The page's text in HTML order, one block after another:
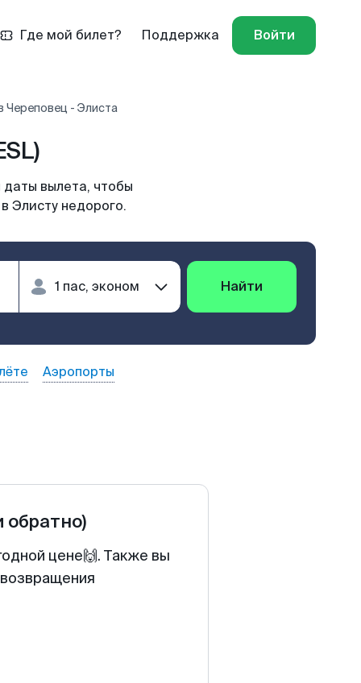
Где мой билет? Поддержка Войти
Череповец - Элиста
вылета, чтобы
Элисту недорого.
Найти
Аэропорты
обратно)
цене🙌. Также вы